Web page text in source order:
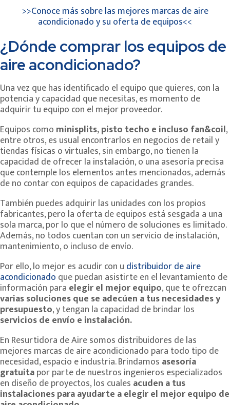
>>Conoce más sobre las mejores marcas de aire
acondicionado y su oferta de equipos<<
¿Dónde comprar los equipos de
aire acondicionado?
Una vez que has identificado el equipo que quieres, con la
potencia y capacidad que necesitas, es momento de
adquirir tu equipo con el mejor proveedor.
Equipos como minisplits, pisto techo e incluso fan&coil,
entre otros, es usual encontrarlos en negocios de retail y
tiendas físicas o virtuales, sin embargo, no tienen la
capacidad de ofrecer la instalación, o una asesoría precisa
que contemple los elementos antes mencionados, además
de no contar con equipos de capacidades grandes.
También puedes adquirir las unidades con los propios
fabricantes, pero la oferta de equipos está sesgada a una
sola marca, por lo que el número de soluciones es limitado.
Además, no todos cuentan con un servicio de instalación,
mantenimiento, o incluso de envío.
Por ello, lo mejor es acudir con u distribuidor de aire
acondicionado que puedan asistirte en el levantamiento de
información para elegir el mejor equipo, que te ofrezcan
varias soluciones que se adecúen a tus necesidades y
presupuesto, y tengan la capacidad de brindar los
servicios de envío e instalación.
En Resurtidora de Aire somos distribuidores de las
mejores marcas de aire acondicionado para todo tipo de
necesidad, espacio e industria. Brindamos asesoría
gratuitapor parte de nuestros ingenieros especializados
en diseño de proyectos, los cuales acuden a tus
instalaciones para ayudarte a elegir el mejor equipo de